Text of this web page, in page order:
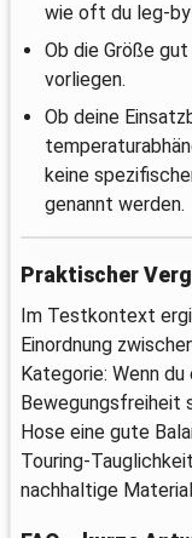
wie oft du
Ob die Größe
vorliegen.
Ob deine
keine
genannt werden.
Praktischer
Im Testkontext
Einordnung
Kategorie: Wenn
Bewegungsfreiheit
Hose eine gute
Touring-
nachhaltige